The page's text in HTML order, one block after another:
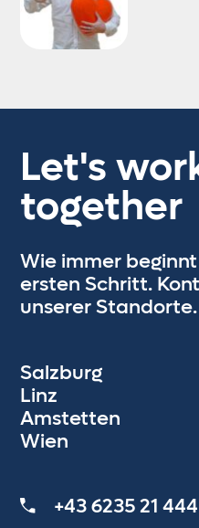
Let's
together
Wie immer
ersten Schritt.
unserer Standorte.
Salzburg
Linz
Amstetten
Wien
+43 6235 21 444